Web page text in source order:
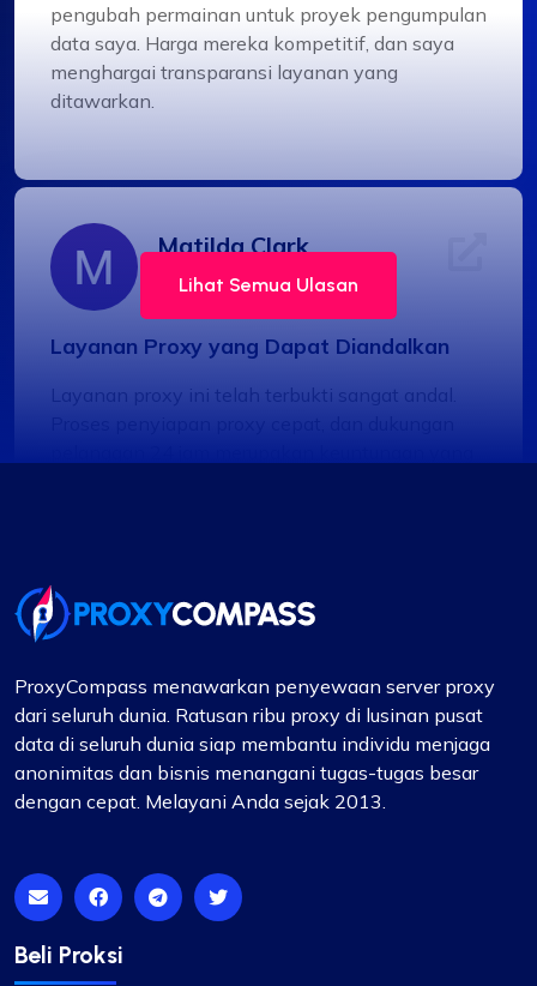
pengubah permainan untuk proyek pengumpulan
data saya. Harga mereka kompetitif, dan saya
menghargai transparansi layanan yang
ditawarkan.
Matilda Clark
Layanan Proxy yang Dapat Diandalkan
Layanan proxy ini telah terbukti sangat andal.
merupakan pilihan yang bermanfaat bagi siapa
pun yang membutuhkan layanan proxy.
Isabella McClellan
Tidak buruk
Awalnya ragu untuk beralih ke ProxyCompass,
saya terkejut dengan kelancaran layanan dan
Lihat Semua Ulasan
ProxyCompass menawarkan penyewaan server proxy
dari seluruh dunia. Ratusan ribu proxy di lusinan pusat
data di seluruh dunia siap membantu individu menjaga
anonimitas dan bisnis menangani tugas-tugas besar
dengan cepat. Melayani Anda sejak 2013.
Beli Proksi